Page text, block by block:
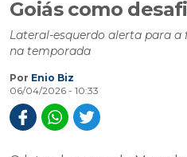
Goiás como
Lateral-esquerdo alerta para
na temporada
Por Enio Biz
06/04/2026 - 10:33